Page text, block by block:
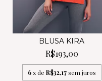
BLUSA KIRA
R$193,00
6 x de R$32,17 sem juros